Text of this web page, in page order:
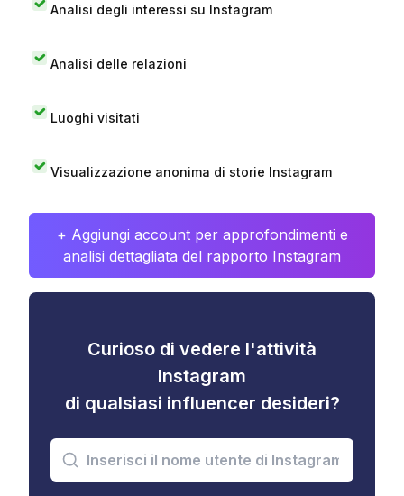
Analisi degli interessi su Instagram
Analisi delle relazioni
Luoghi visitati
Visualizzazione anonima di storie Instagram
+ Aggiungi account per approfondimenti e
analisi dettagliata del rapporto Instagram
Curioso di vedere l'attività
Instagram
di qualsiasi influencer desideri?